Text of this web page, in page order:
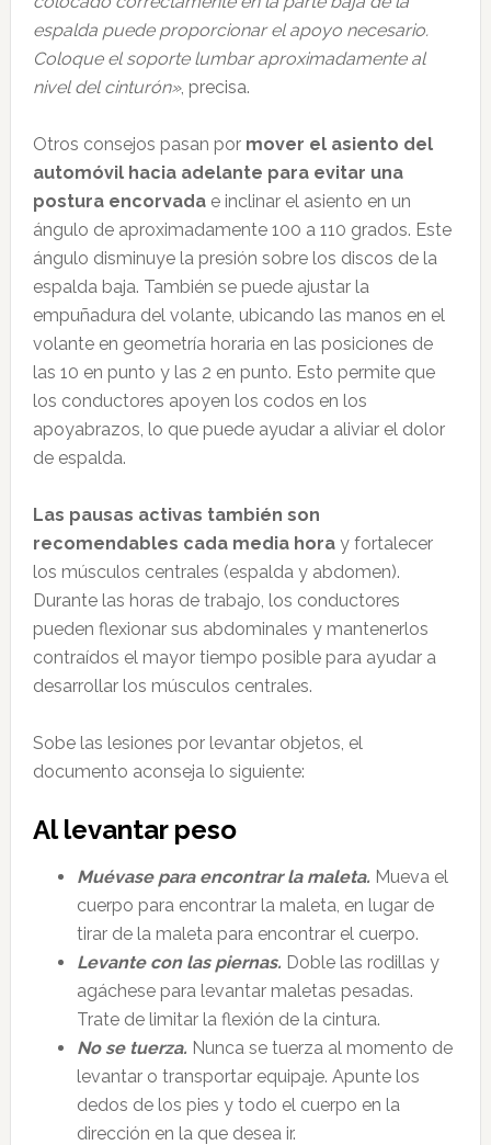
espalda puede proporcionar el apoyo necesario.
Coloque el soporte lumbar aproximadamente al
nivel del cinturón», precisa.
Otros consejos pasan por mover el asiento del
automóvil hacia adelante para evitar una
postura encorvadae inclinar el asiento en un
ángulo de aproximadamente 100 a 110 grados. Este
ángulo disminuye la presión sobre los discos de la
espalda baja. También se puede ajustar la
empuñadura del volante, ubicando las manos en el
volante en geometría horaria en las posiciones de
las 10 en punto y las 2 en punto. Esto permite que
los conductores apoyen los codos en los
apoyabrazos, lo que puede ayudar a aliviar el dolor
de espalda.
Las pausas activas también son
recomendables cada media horay fortalecer
los músculos centrales (espalda y abdomen).
Durante las horas de trabajo, los conductores
pueden flexionar sus abdominales y mantenerlos
contraídos el mayor tiempo posible para ayudar a
desarrollar los músculos centrales.
Sobe las lesiones por levantar objetos, el
documento aconseja lo siguiente:
Al levantar peso
Muévase para encontrar la maleta. Mueva el
cuerpo para encontrar la maleta, en lugar de
tirar de la maleta para encontrar el cuerpo.
Levante con las piernas. Doble las rodillas y
agáchese para levantar maletas pesadas.
Trate de limitar la flexión de la cintura.
No se tuerza. Nunca se tuerza al momento de
levantar o transportar equipaje. Apunte los
dedos de los pies y todo el cuerpo en la
dirección en la que desea ir.